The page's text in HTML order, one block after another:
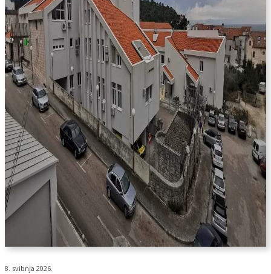
8. svibnja 2026.